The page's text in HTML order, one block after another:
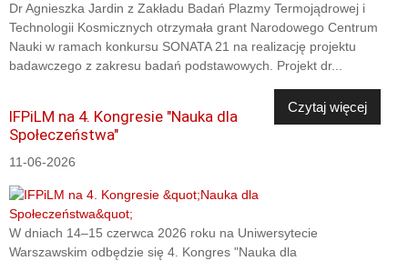
Dr Agnieszka Jardin z Zakładu Badań Plazmy Termojądrowej i
Technologii Kosmicznych otrzymała grant Narodowego Centrum
Nauki w ramach konkursu SONATA 21 na realizację projektu
badawczego z zakresu badań podstawowych. Projekt dr...
Czytaj więcej
IFPiLM na 4. Kongresie "Nauka dla
Społeczeństwa"
11-06-2026
W dniach 14–15 czerwca 2026 roku na Uniwersytecie
Warszawskim odbędzie się 4. Kongres "Nauka dla